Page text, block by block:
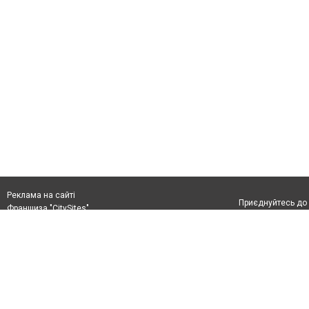
Реклама на сайті
Франшиза "CitySites"
Приєднуйтесь до